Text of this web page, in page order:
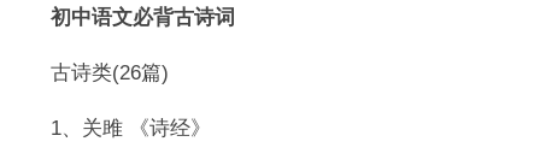
初中语文必背古诗词
古诗类(26篇)
1、关雎 《诗经》